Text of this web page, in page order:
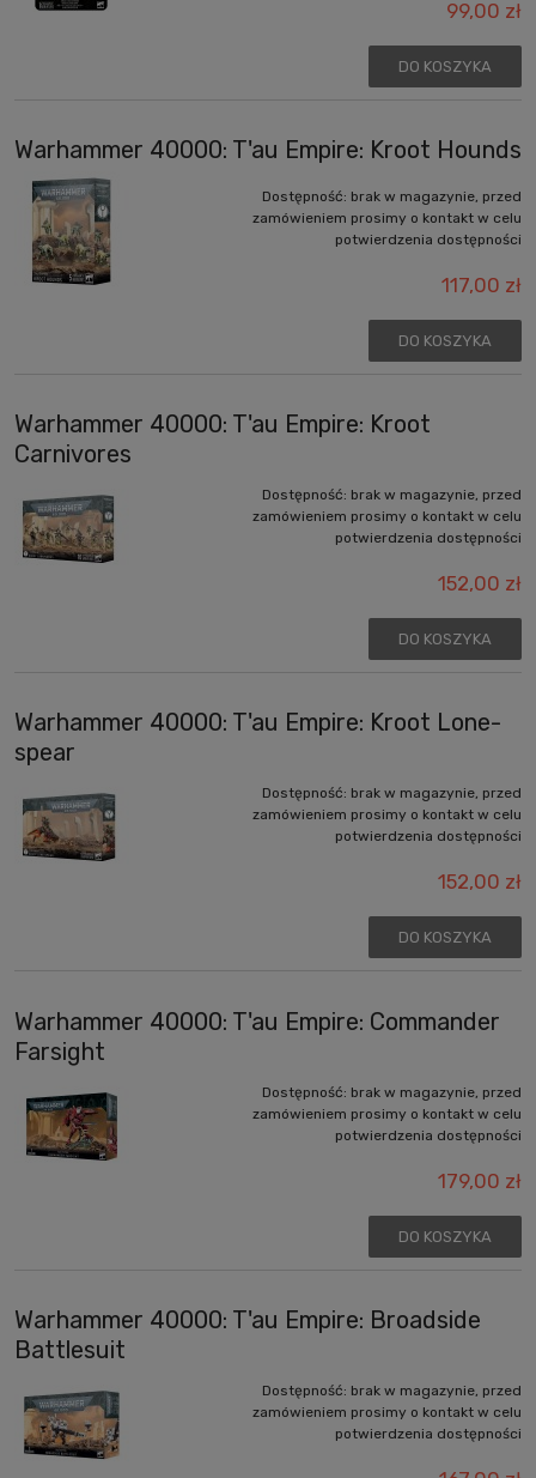
99,00 zł
DO KOSZYKA
Warhammer 40000: T'au Empire: Kroot Hounds
Dostępność: brak w magazynie, przed
zamówieniem prosimy o kontakt w celu
potwierdzenia dostępności
117,00 zł
DO KOSZYKA
Warhammer 40000: T'au Empire: Kroot
Carnivores
Dostępność: brak w magazynie, przed
zamówieniem prosimy o kontakt w celu
potwierdzenia dostępności
152,00 zł
DO KOSZYKA
Warhammer 40000: T'au Empire: Kroot Lone-
spear
Dostępność: brak w magazynie, przed
zamówieniem prosimy o kontakt w celu
potwierdzenia dostępności
152,00 zł
DO KOSZYKA
Warhammer 40000: T'au Empire: Commander
Farsight
Dostępność: brak w magazynie, przed
zamówieniem prosimy o kontakt w celu
potwierdzenia dostępności
179,00 zł
DO KOSZYKA
Warhammer 40000: T'au Empire: Broadside
Battlesuit
Dostępność: brak w magazynie, przed
zamówieniem prosimy o kontakt w celu
potwierdzenia dostępności